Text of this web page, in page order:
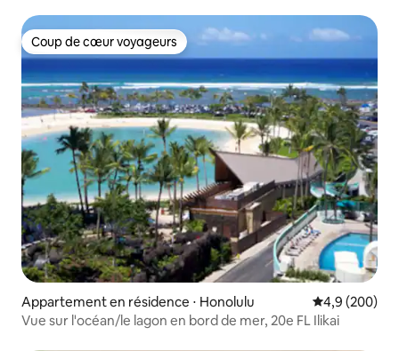
Coup de cœur voyageurs
Coup de cœur voyageurs
Appartement en résidence ⋅ Honolulu Évaluation
4,9 (200)
Vue sur l'océan/le lagon en bord de mer, 20e FL Ilikai